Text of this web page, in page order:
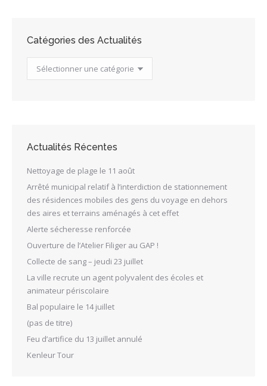
Catégories des Actualités
Catégories
des
Actualités Récentes
Nettoyage de plage le 11 août
Arrêté municipal relatif à l’interdiction de stationnement
des résidences mobiles des gens du voyage en dehors
des aires et terrains aménagés à cet effet
Alerte sécheresse renforcée
Ouverture de l’Atelier Filiger au GAP !
Collecte de sang – jeudi 23 juillet
La ville recrute un agent polyvalent des écoles et
animateur périscolaire
Bal populaire le 14 juillet
(pas de titre)
Feu d’artifice du 13 juillet annulé
Kenleur Tour